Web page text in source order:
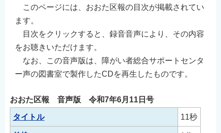
このページには、おおた区報の目次が掲載されてい
ます。
目次をクリックすると、録音音声により、その内容
をお聴きいただけます。
なお、この音声版は、障がい者総合サポートセンタ
ー声の図書室で製作したCDを再生したものです。
おおた区報 音声版 令和7年6月11日号
タイトル 11秒